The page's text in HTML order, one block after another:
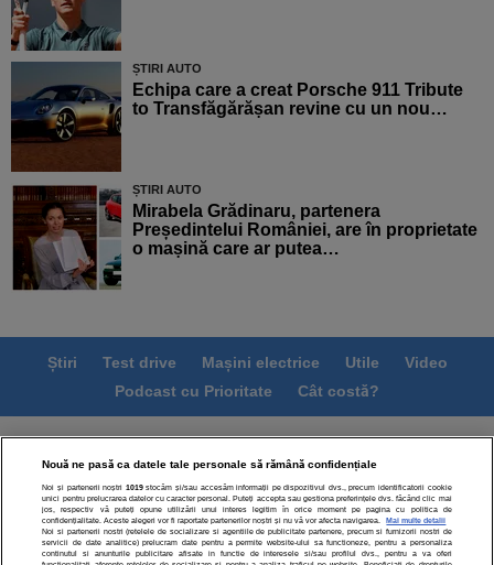
ȘTIRI AUTO
Echipa care a creat Porsche 911 Tribute
to Transfăgărășan revine cu un nou…
ȘTIRI AUTO
Mirabela Grădinaru, partenera
Președintelui României, are în proprietate
o mașină care ar putea…
Știri Test drive Mașini electrice Utile
Video
Podcast cu Prioritate
Cât costă?
Termeni si conditii
Politica de confidentialitate
Politica de cookies
Echipa editorială
Modifică Setările
Nouă ne pasă ca datele tale personale să rămână confidențiale
Noi și partenerii noștri 1019stocăm și/sau accesăm informații pe dispozitivul dvs., precum identificatorii cookie
unici pentru prelucrarea datelor cu caracter personal. Puteți accepta sau gestiona preferințele dvs. făcând clic mai
jos, respectiv vă puteți opune utilizării unui interes legitim în orice moment pe pagina cu politica de
confidențialitate. Aceste alegeri vor fi raportate partenerilor noștri și nu vă vor afecta navigarea.
Mai multe detalii
Noi si partenerii nostri (retelele de socializare si agentiile de publicitate partenere, precum si furnizorii nostri de
servicii de date analitice) prelucram date pentru a permite website-ului sa functioneze, pentru a personaliza
continutul si anunturile publicitare afisate in functie de interesele si/sau profilul dvs., pentru a va oferi